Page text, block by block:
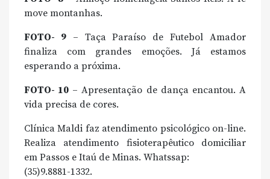
move montanhas.
FOTO- 9– Taça Paraíso de Futebol Amador
finaliza com grandes emoções. Já estamos
esperando a próxima.
FOTO- 10 – Apresentação de dança encantou. A
vida precisa de cores.
Clínica Maldi faz atendimento psicológico on-line.
Realiza atendimento fisioterapêutico domiciliar
em Passos e Itaú de Minas. Whatssap:
(35)9.8881-1332.